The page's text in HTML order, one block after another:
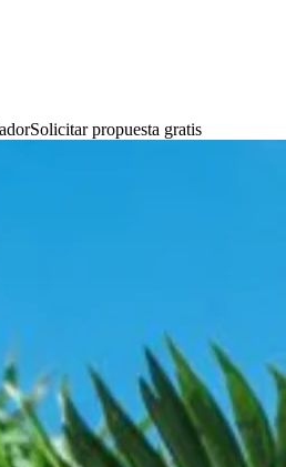
Solicitar propuesta gratis